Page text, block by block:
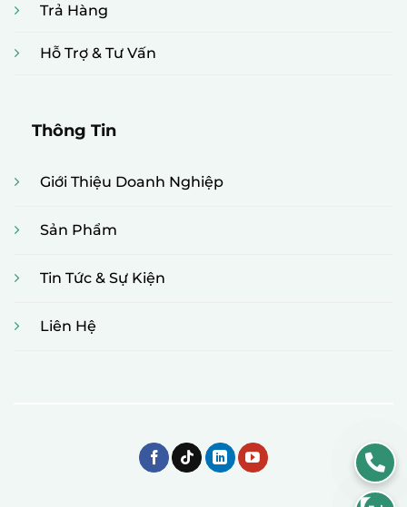
Trả Hàng
Hỗ Trợ & Tư Vấn
Thông Tin
Giới Thiệu Doanh Nghiệp
Sản Phẩm
Tin Tức & Sự Kiện
Liên Hệ